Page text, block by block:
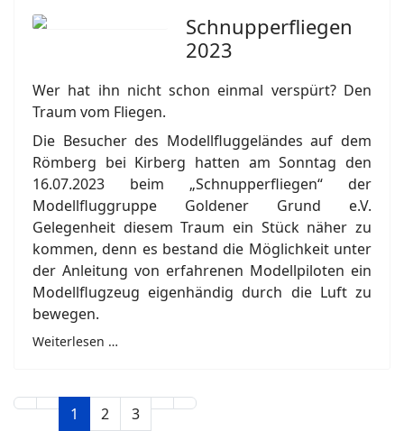
Schnupperfliegen
2023
Wer hat ihn nicht schon einmal verspürt? Den
Traum vom Fliegen.
Die Besucher des Modellfluggeländes auf dem
Römberg bei Kirberg hatten am Sonntag den
16.07.2023 beim „Schnupperfliegen“ der
Modellfluggruppe Goldener Grund e.V.
Gelegenheit diesem Traum ein Stück näher zu
kommen, denn es bestand die Möglichkeit unter
der Anleitung von erfahrenen Modellpiloten ein
Modellflugzeug eigenhändig durch die Luft zu
bewegen.
Weiterlesen …
1 2 3